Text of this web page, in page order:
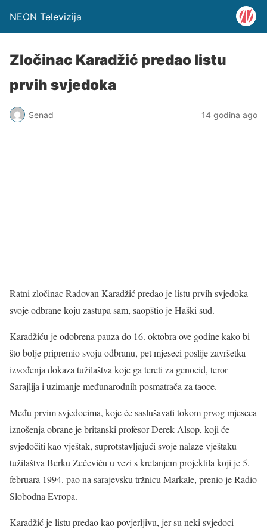
NEON Televizija
Zločinac Karadžić predao listu
prvih svjedoka
Senad 14 godina ago
Ratni zločinac Radovan Karadžić predao je listu prvih svjedoka
svoje odbrane koju zastupa sam, saopštio je Haški sud.
Karadžiću je odobrena pauza do 16. oktobra ove godine kako bi
što bolje pripremio svoju odbranu, pet mjeseci poslije završetka
izvođenja dokaza tužilaštva koje ga tereti za genocid, teror
Sarajlija i uzimanje međunarodnih posmatrača za taoce.
Među prvim svjedocima, koje će saslušavati tokom prvog mjeseca
iznošenja obrane je britanski profesor Derek Alsop, koji će
svjedočiti kao vještak, suprotstavljajući svoje nalaze vještaku
tužilaštva Berku Zečeviću u vezi s kretanjem projektila koji je 5.
februara 1994. pao na sarajevsku tržnicu Markale, prenio je Radio
Slobodna Evropa.
Karadžić je listu predao kao povjerljivu, jer su neki svjedoci